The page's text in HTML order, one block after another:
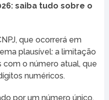
saiba tudo sobre o
que ocorrerá em
plausível: a limitação
o número atual, que
numéricos.
por um número único,